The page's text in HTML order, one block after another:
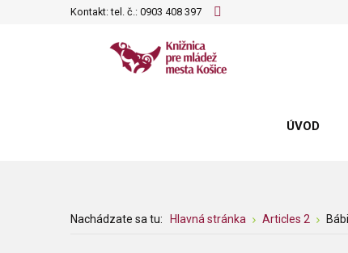
Kontakt: tel. č.: 0903 408 397
ÚVOD
Nachádzate sa tu: Hlavná stránka Articles 2